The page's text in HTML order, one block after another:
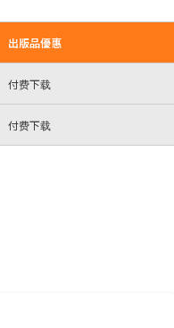
出版品優惠
付费下载
付费下载